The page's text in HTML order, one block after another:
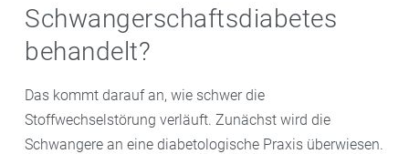
Schwangerschaftsdiabetes
behandelt?
Das kommt darauf an, wie schwer die
Stoffwechselstörung verläuft. Zunächst wird die
Schwangere an eine diabetologische Praxis überwiesen.